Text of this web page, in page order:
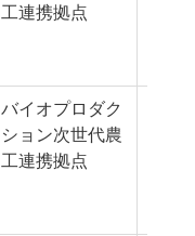
工連携拠点
バイオプロダク
ション次世代農
工連携拠点